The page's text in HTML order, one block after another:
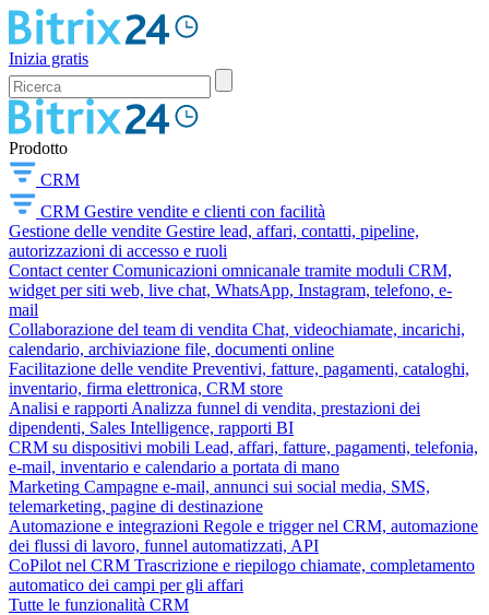
Inizia gratis
Prodotto
CRM
CRM Gestire vendite e clienti con facilità
Gestione delle vendite Gestire lead, affari, contatti, pipeline,
autorizzazioni di accesso e ruoli
Contact center Comunicazioni omnicanale tramite moduli CRM,
widget per siti web, live chat, WhatsApp, Instagram, telefono, e-
mail
Collaborazione del team di vendita Chat, videochiamate, incarichi,
calendario, archiviazione file, documenti online
Facilitazione delle vendite Preventivi, fatture, pagamenti, cataloghi,
inventario, firma elettronica, CRM store
Analisi e rapporti Analizza funnel di vendita, prestazioni dei
dipendenti, Sales Intelligence, rapporti BI
CRM su dispositivi mobili Lead, affari, fatture, pagamenti, telefonia,
e-mail, inventario e calendario a portata di mano
Marketing Campagne e-mail, annunci sui social media, SMS,
telemarketing, pagine di destinazione
Automazione e integrazioni Regole e trigger nel CRM, automazione
dei flussi di lavoro, funnel automatizzati, API
CoPilot nel CRM Trascrizione e riepilogo chiamate, completamento
automatico dei campi per gli affari
Tutte le funzionalità CRM